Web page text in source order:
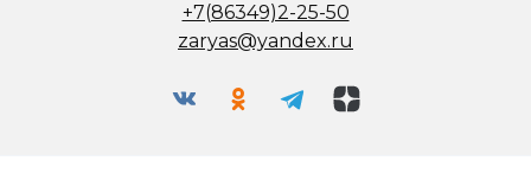
+7(86349)2-25-50
zaryas@yandex.ru